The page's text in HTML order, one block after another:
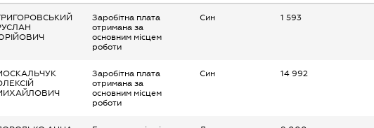
Заробітна плата
отримана за
основним місцем
роботи
Син 1 593
Заробітна плата
отримана за
основним місцем
роботи
Син 14 992